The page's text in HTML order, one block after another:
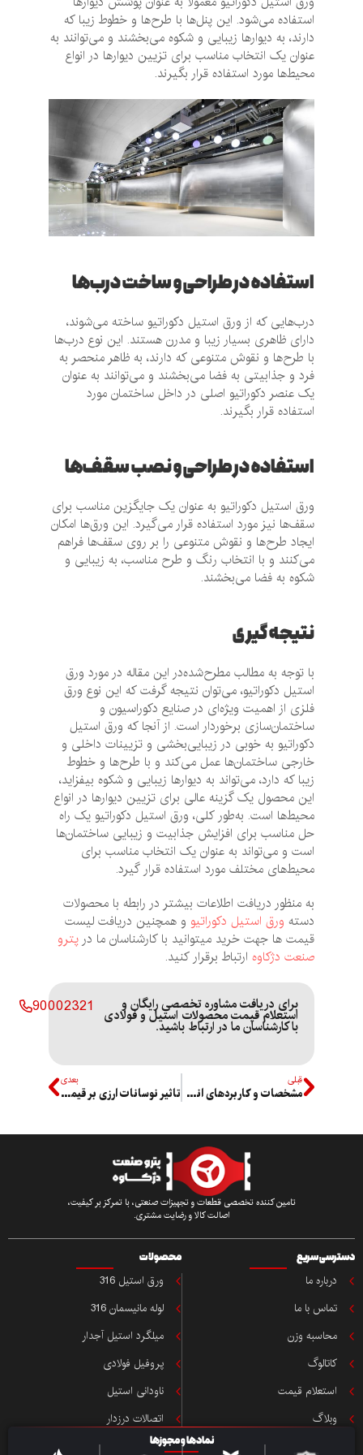
استفاده می‌شود. این پنل‌ها با طرح‌ها و خطوط زیبا که
دارند، به دیوارها زیبایی و شکوه می‌بخشند و می‌توانند به
عنوان یک انتخاب مناسب برای تزیین دیوارها در انواع
محیط‌ها مورد استفاده قرار بگیرند.
استفاده در طراحی و ساخت درب‌ها
درب‌هایی که از ورق استیل دکوراتیو ساخته می‌شوند،
دارای ظاهری بسیار زیبا و مدرن هستند. این نوع درب‌ها
با طرح‌ها و نقوش متنوعی که دارند، به ظاهر منحصر به
فرد و جذابیتی به فضا می‌بخشند و می‌توانند به عنوان
یک عنصر دکوراتیو اصلی در داخل ساختمان مورد
استفاده قرار بگیرند.
استفاده در طراحی و نصب سقف‌ها
ورق استیل دکوراتیو به عنوان یک جایگزین مناسب برای
سقف‌ها نیز مورد استفاده قرار می‌گیرد. این ورق‌ها امکان
ایجاد طرح‌ها و نقوش متنوعی را بر روی سقف‌ها فراهم
می‌کنند و با انتخاب رنگ و طرح مناسب، به زیبایی و
شکوه به فضا می‌بخشند.
نتیجه گیری
با توجه به مطالب مطرح‌شده‌در این مقاله در مورد ورق
استیل دکوراتیو، می‌توان نتیجه گرفت که این نوع ورق
فلزی از اهمیت ویژه‌ای در صنایع دکوراسیون و
ساختمان‌سازی برخوردار است. از آنجا که ورق استیل
دکوراتیو به خوبی در زیبایی‌بخشی و تزیینات داخلی و
خارجی ساختمان‌ها عمل می‌کند و با طرح‌ها و خطوط
زیبا که دارد، می‌تواند به دیوارها زیبایی و شکوه بیفزاید،
این محصول یک گزینه عالی برای تزیین دیوارها در انواع
محیط‌ها است. به‌طور کلی، ورق استیل دکوراتیو یک راه
حل مناسب برای افزایش جذابیت و زیبایی ساختمان‌ها
است و می‌تواند به عنوان یک انتخاب مناسب برای
محیط‌های مختلف مورد استفاده قرار گیرد.
به منظور دریافت اطلاعات بیشتر در رابطه با محصولات
ورق استیل دکوراتیوو همچنین دریافت لیست
قیمت ها جهت خرید میتوانید با کارشناسان ما در پترو
صنعت دژکاوه ارتباط برقرار کنید.
برای دریافت مشاوره تخصصی رایگان و
استعلام قیمت محصولات استیل و فولادی
با کارشناسان ما در ارتباط باشید.
90002321
مشخصات و کاربردهای انواع فلنج چیست؟ تاثیر نوسانات ارزی بر قیمت انواع ورق استیل چگونه است؟
تامین کننده تخصصی قطعات و تجهیزات صنعتی، با تمرکز بر کیفیت،
اصالت کالا و رضایت مشتری.
سریع
ما
با ما
وزن
قیمت
محصولات
ورق استیل 316
لوله مانیسمان 316
میلگرد استیل آجدار
پروفیل فولادی
ناودانی استیل
اتصالات درزدار
نمادها و مجوزها